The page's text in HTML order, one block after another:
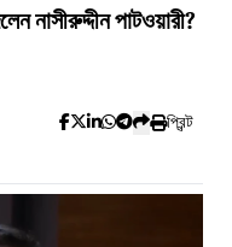
নাসীরুদ্দীন পাটওয়ারী?
প্রিন্ট